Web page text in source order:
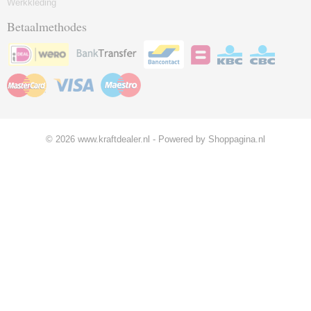
Werkkleding
Betaalmethodes
© 2026 www.kraftdealer.nl - Powered by Shoppagina.nl